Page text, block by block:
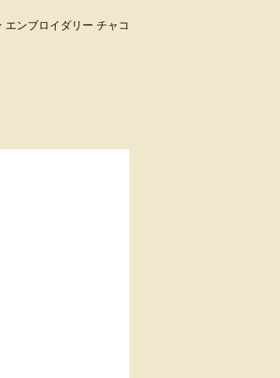
エンブロイダリー チャコ